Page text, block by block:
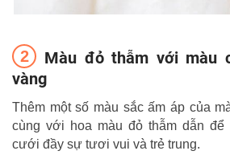
Màu đỏ thẫm với màu
vàng
Thêm một số màu sắc ấm áp của
cùng với hoa màu đỏ thẫm dẫn để
cưới đầy sự tươi vui và trẻ trung.